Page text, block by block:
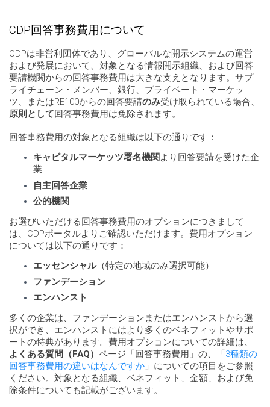
CDP回答事務費用について
CDPは非営利団体であり、グローバルな開示システムの運営
および発展において、対象となる情報開示組織、および回答
要請機関からの回答事務費用は大きな支えとなります。サプ
ライチェーン・メンバー、銀行、プライベート・マーケッ
ツ、またはRE100からの回答要請のみ受け取られている場合、
原則として回答事務費用は免除されます。
回答事務費用の対象となる組織は以下の通りです：
キャピタルマーケッツ署名機関 より回答要請を受けた企
業
自主回答企業
公的機関
お選びいただける回答事務費用のオプションにつきまして
は、CDPポータルよりご確認いただけます。費用オプション
については以下の通りです：
エッセンシャル（特定の地域のみ選択可能）
ファンデーション
エンハンスト
多くの企業は、ファンデーションまたはエンハンストから選
択ができ、エンハンストにはより多くのベネフィットやサポ
ートの特典があります。費用オプションについての詳細は、
よくある質問（FAQ） ページ「回答事務費用」の、「3種類の
回答事務費用の違いはなんですか 」についての項目をご参照
ください。対象となる組織、ベネフィット、金額、および免
除条件についても記載がございます。